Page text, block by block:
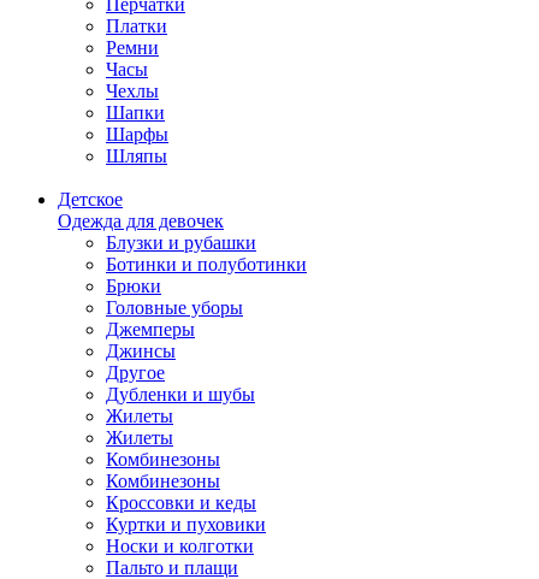
Платки
Ремни
Часы
Чехлы
Шапки
Шарфы
Шляпы
Детское
Одежда для девочек
Блузки и рубашки
Ботинки и полуботинки
Брюки
Головные уборы
Джемперы
Джинсы
Другое
Дубленки и шубы
Жилеты
Жилеты
Комбинезоны
Комбинезоны
Кроссовки и кеды
Куртки и пуховики
Носки и колготки
Пальто и плащи